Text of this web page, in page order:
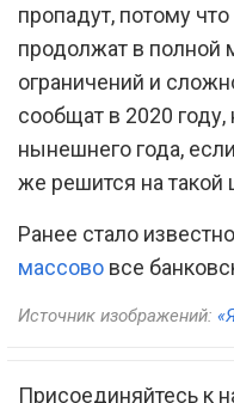
пропадут, потому
продолжат в полной
ограничений и
сообщат в 2020
нынешнего года,
же решится на такой
Ранее стало
массово все
Источник изображений:
Присоединяйтесь к